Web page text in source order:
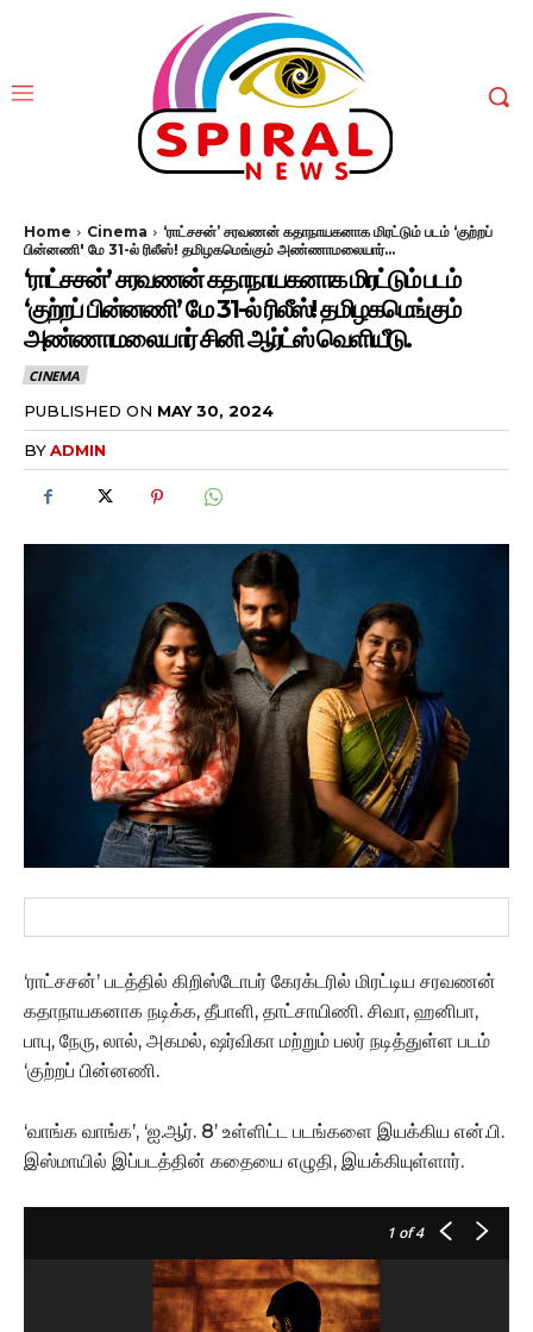
Home Cinema
‘ராட்சசன்’ சரவணன் கதாநாயகனாக மிரட்டும் படம் ‘குற்றப்
பின்னணி' மே 31-ல் ரிலீஸ்! தமிழகமெங்கும் அண்ணாமலையார்...
‘ராட்சசன்’ சரவணன் கதாநாயகனாக மிரட்டும் படம்
‘குற்றப் பின்னணி’ மே 31-ல் ரிலீஸ்! தமிழகமெங்கும்
அண்ணாமலையார் சினி ஆர்ட்ஸ் வெளியீடு.
CINEMA
PUBLISHED ON MAY 30, 2024
BYADMIN
‘ராட்சசன்’ படத்தில் கிறிஸ்டோபர் கேரக்டரில் மிரட்டிய சரவணன்
கதாநாயகனாக நடிக்க, தீபாளி, தாட்சாயிணி. சிவா, ஹனிபா,
பாபு, நேரு, லால், அகமல், ஷர்விகா மற்றும் பலர் நடித்துள்ள படம்
‘குற்றப் பின்னணி.
‘வாங்க வாங்க’, ‘ஐ.ஆர். 8’ உள்ளிட்ட படங்களை இயக்கிய என்.பி.
இஸ்மாயில் இப்படத்தின் கதையை எழுதி, இயக்கியுள்ளார்.
1 of 4